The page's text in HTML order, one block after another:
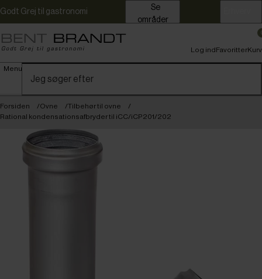
Godt Grej til gastronomi
områder
Menu
Log indFavoritterKurv
Forsiden Ovne
Tilbehør til ovne
Rational kondensationsafbryder til iCC/iCP201/202